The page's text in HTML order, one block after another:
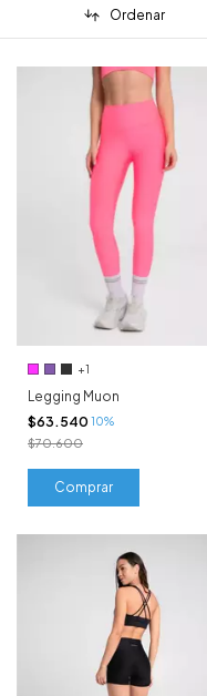
Ordenar
+1
Legging Muon
$63.540 10%
$70.600
Comprar